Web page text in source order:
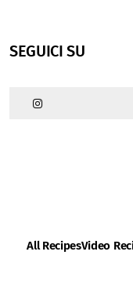
SEGUICI SU
All RecipesVideo